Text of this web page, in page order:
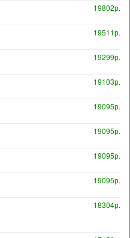
19802р.
19511р.
19299р.
19103р.
19095р.
19095р.
19095р.
19095р.
18304р.